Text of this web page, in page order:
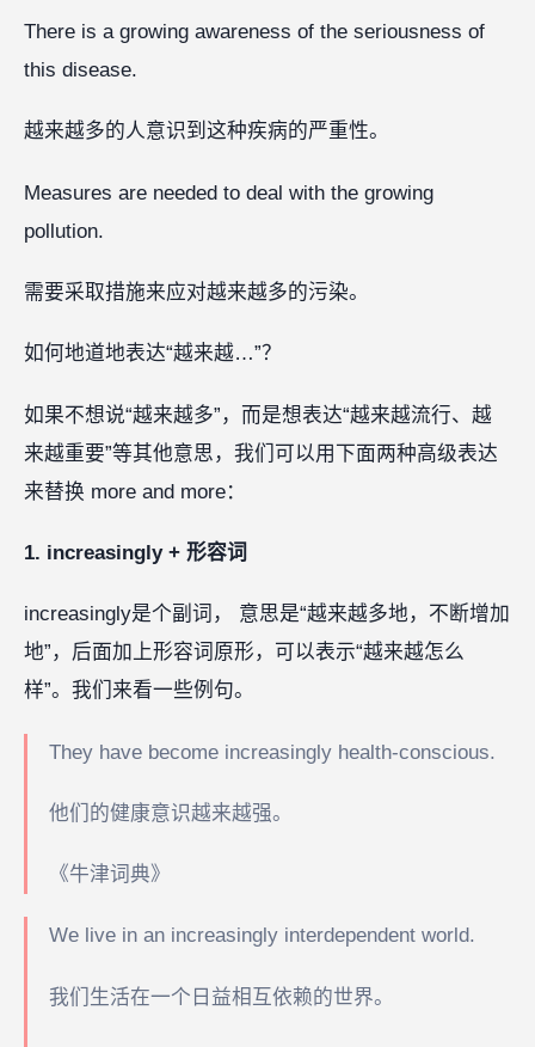
There is a growing awareness of the seriousness of
this disease.
越来越多的人意识到这种疾病的严重性。
Measures are needed to deal with the growing
pollution.
需要采取措施来应对越来越多的污染。
如何地道地表达“越来越…”？
如果不想说“越来越多”，而是想表达“越来越流行、越
来越重要”等其他意思，我们可以用下面两种高级表达
来替换 more and more：
1. increasingly + 形容词
increasingly是个副词， 意思是“越来越多地，不断增加
地”，后面加上形容词原形，可以表示“越来越怎么
样”。我们来看一些例句。
They have become increasingly health-conscious.
他们的健康意识越来越强。
《牛津词典》
We live in an increasingly interdependent world.
我们生活在一个日益相互依赖的世界。